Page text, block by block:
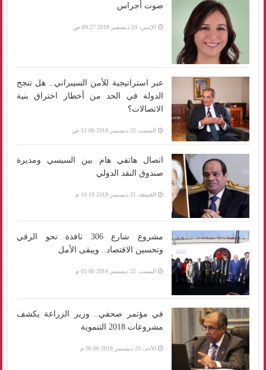
صوت أجراس
الإثنين، 24 ديسمبر 2018 09:27 ص
عبر استراتيجية للأمن السيبراني.. هل تنجح
الدولة في الحد من أخطار اختراق بنية
الاتصالات؟
السبت، 22 ديسمبر 2018 12:00 ص
اتصال هاتفي هام بين السيسي ومديرة
صندوق النقد الدولي
الجمعة، 21 ديسمبر 2018 10:19 م
مشروع شارع 306 نافذة نحو الرقي
وتحسين الاقتصاد.. ويبقى الأمل
السبت، 22 ديسمبر 2018 01:00 م
في مؤتمر صحفي.. وزير الزراعة يكشف
مشروعات 2018 التنموية
الأحد، 23 ديسمبر 2018 06:00 م